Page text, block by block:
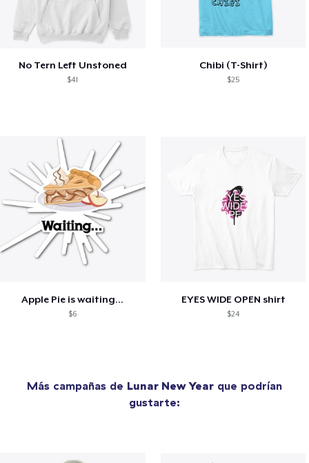
No Tern Left Unstoned
$41
Chibi (T-Shirt)
$25
Apple Pie is waiting...
$6
EYES WIDE OPEN shirt
$24
Más campañas de Lunar New Year que podrían
gustarte: